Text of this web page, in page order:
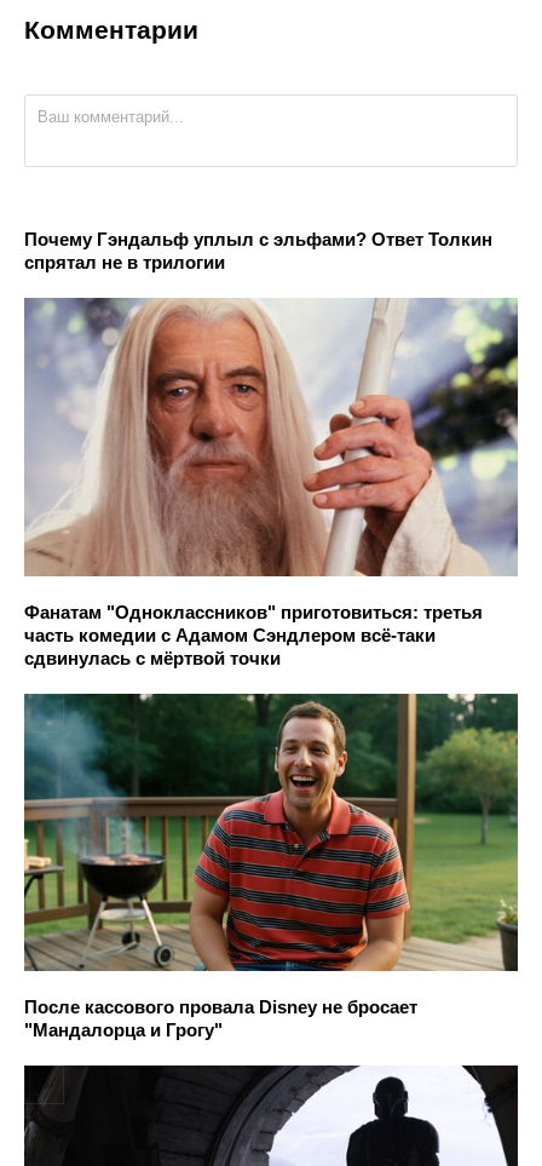
Комментарии
Почему Гэндальф уплыл с эльфами? Ответ Толкин
спрятал не в трилогии
Фанатам "Одноклассников" приготовиться: третья
часть комедии с Адамом Сэндлером всё-таки
сдвинулась с мёртвой точки
После кассового провала Disney не бросает
"Мандалорца и Грогу"